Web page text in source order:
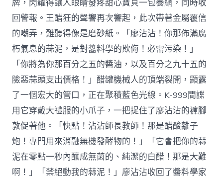
牌，閃耀得讓人眼睛發疼甜心寶貝一包養網，同時收
回警報。王醋狂的聲響再次響起，此次帶著金屬覆信
的嘲弄，難聽得像是磨砂紙。「廖沾沾！你那佈滿腐
朽氣息的蒜泥，是對醬料學的欺侮！必需污染！」
「你將為你那百分之五的醬油，以及百分之九十五的
險惡蒜頭支出價格！」醋罐機械人的頂端裂開，顯露
了一個宏大的管口，正在聚積藍色光線。K-999間諜
用它穿戴大禮服的小爪子，一把捉住了廖沾沾的褲腳
敦促著他。「快點！沾沾師長教師！那是醋酸離子
炮！專門用來消融無機發酵物的！」「它會把你的蒜
泥在零點一秒內釀成無菌的、純潔的白醋！那是大難
啊！」「禁絕動我的蒜泥！」廖沾沾收回了醬料學家